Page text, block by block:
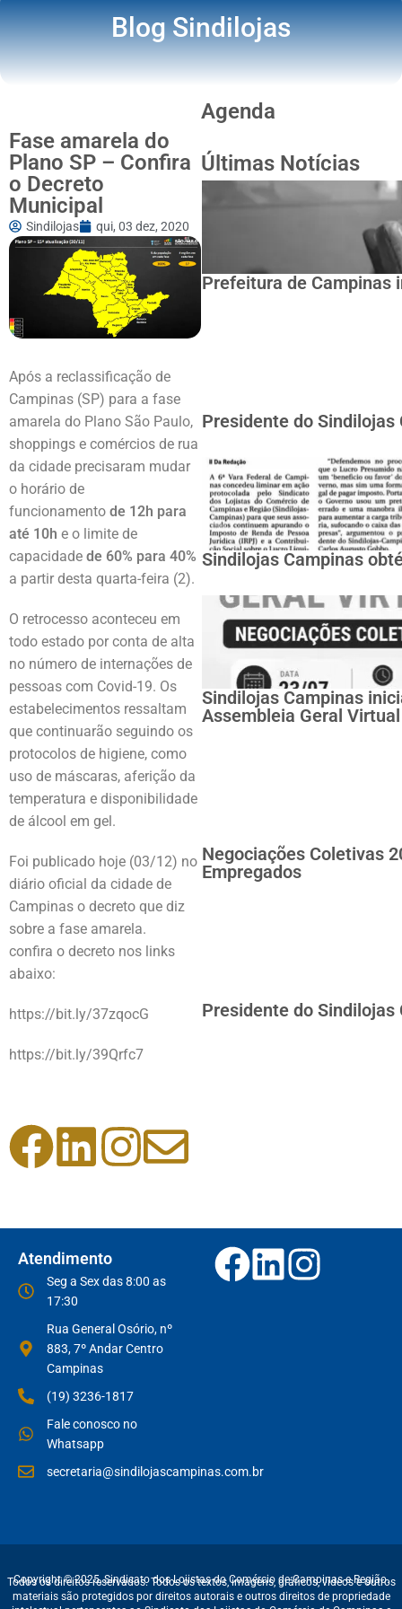
Blog Sindilojas
Fase amarela do
Plano SP – Confira
o Decreto
Municipal
Sindilojas qui, 03 dez, 2020
Após a reclassificação de
Campinas (SP) para a fase
amarela do Plano São Paulo,
shoppings e comércios de rua
da cidade precisaram mudar
o horário de
funcionamento de 12h para
até 10h e o limite de
capacidade de 60% para 40%
a partir desta quarta-feira (2).
O retrocesso aconteceu em
todo estado por conta de alta
no número de internações de
pessoas com Covid-19. Os
estabelecimentos ressaltam
que continuarão seguindo os
protocolos de higiene, como
uso de máscaras, aferição da
temperatura e disponibilidade
de álcool em gel.
Foi publicado hoje (03/12) no
diário oficial da cidade de
Campinas o decreto que diz
sobre a fase amarela.
confira o decreto nos links
abaixo:
https://bit.ly/37zqocG
https://bit.ly/39Qrfc7
Agenda
Últimas Notícias
Prefeitura de Campinas
Presidente do Sindilojas
Sindilojas Campinas
Sindilojas Campinas
Assembleia Geral Virtual
Negociações Coletivas
Empregados
Presidente do
Atendimento
Seg a Sex das 8:00 as
17:30
Rua General Osório, nº
883, 7º Andar Centro
Campinas
(19) 3236-1817
Fale conosco no
Whatsapp
secretaria@sindilojascampinas.com.br
Copyright © 2025, Sindicato dos Lojistas do Comércio de Campinas e Região.
Todos os direitos reservados. Todos os textos, imagens, gráficos, vídeos e outros
materiais são protegidos por direitos autorais e outros direitos de propriedade